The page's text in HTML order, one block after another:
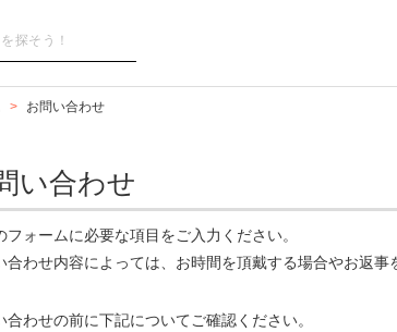
お問い合わせ
い合わせ
フォームに必要な項目をご入力ください。
合わせ内容によっては、お時間を頂戴する場合やお返
合わせの前に下記についてご確認ください。